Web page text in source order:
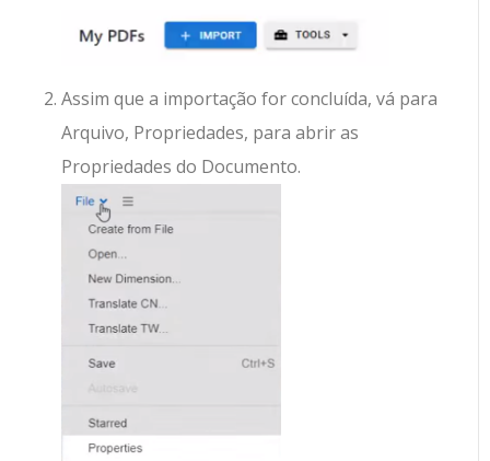
Assim que a importação for concluída, vá para
Arquivo, Propriedades, para abrir as
Propriedades do Documento.